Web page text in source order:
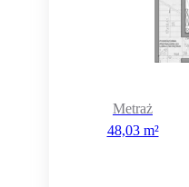
Metraż
48,03 m²